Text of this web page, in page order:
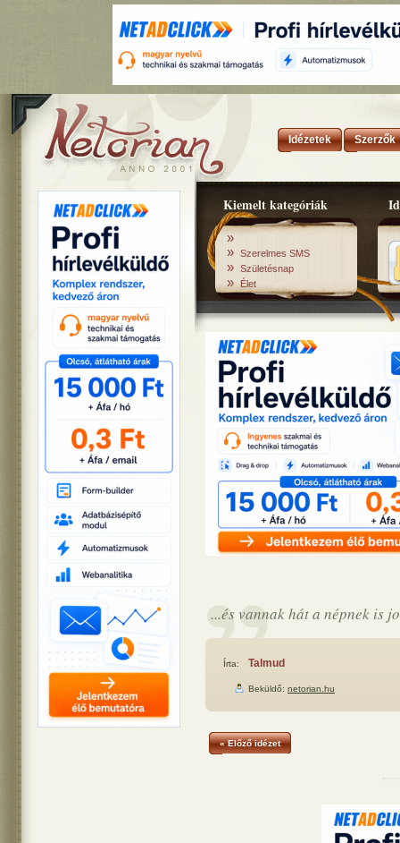
Idézetek Szerzők
Kiemelt kategóriák
»
» Szerelmes SMS
» Születésnap
» Élet
...és vannak hát a népnek is
Írta: Talmud
Beküldő: netorian.hu
« Előző idézet